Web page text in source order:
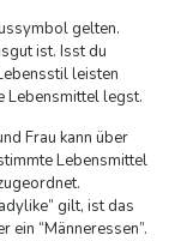
gelten.
ist. Isst du
leisten
Lebensmittel legst.
Frau kann über
Lebensmittel
gilt, ist das
ein “Männeressen”.